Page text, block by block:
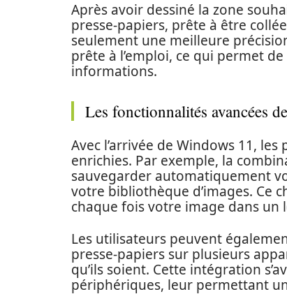
Après avoir dessiné la zone
presse-papiers, prête à être
seulement une meilleure
prête à l’emploi, ce qui permet
informations.
Les fonctionnalités avancées
Avec l’arrivée de Windows 11,
enrichies. Par exemple, la
sauvegarder automatiquement
votre bibliothèque d’images. Ce
chaque fois votre image dans
Les utilisateurs peuvent
presse-papiers sur plusieurs
qu’ils soient. Cette intégration
périphériques, leur permettant